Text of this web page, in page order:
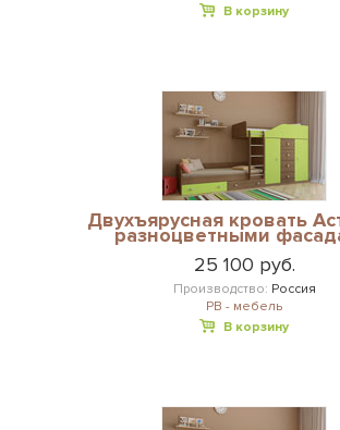
В корзину
Двухъярусная кровать
разноцветными
25 100 руб.
Производство: Россия
РВ - мебель
В корзину